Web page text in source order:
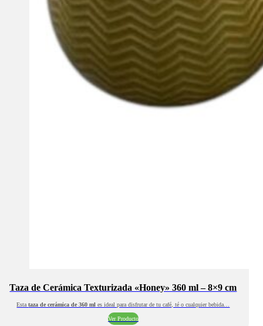
Taza de Cerámica Texturizada «Honey» 360 ml – 8×9 cm
Estataza de cerámica de 360 ml es ideal para disfrutar de tu café, té o cualquier bebida…
Ver Producto